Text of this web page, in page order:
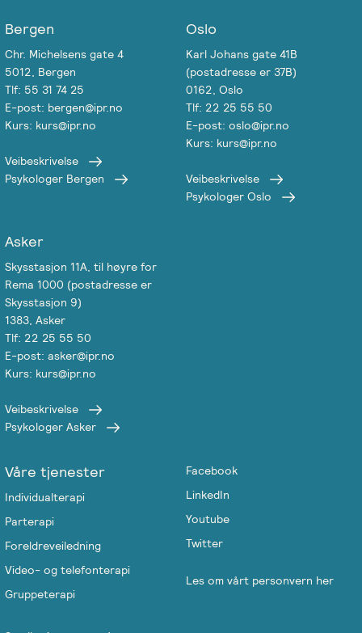
Bergen
Chr. Michelsens gate 4
5012, Bergen
Tlf: 55 31 74 25
E-post: bergen@ipr.no
Kurs: kurs@ipr.no
Veibeskrivelse
Psykologer Bergen
Oslo
Karl Johans gate 41B
(postadresse er 37B)
0162, Oslo
Tlf: 22 25 55 50
E-post: oslo@ipr.no
Kurs: kurs@ipr.no
Veibeskrivelse
Psykologer Oslo
Asker
Skysstasjon 11A, til høyre for
Rema 1000 (postadresse er
Skysstasjon 9)
1383, Asker
Tlf: 22 25 55 50
E-post: asker@ipr.no
Kurs: kurs@ipr.no
Veibeskrivelse
Psykologer Asker
Våre tjenester
Individualterapi
Parterapi
Foreldreveiledning
Video- og telefonterapi
Gruppeterapi
Facebook
LinkedIn
Youtube
Twitter
Les om vårt personvern her